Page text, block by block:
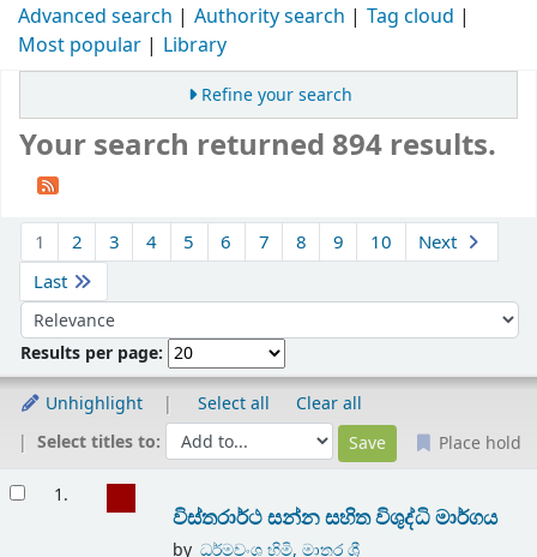
Advanced search Authority search
Tag cloud
Most popular
Library
Refine your search
Your search returned 894 results.
1 2 3 4 5 6 7 8 9 10
Next
Last
Sort by:
Results per page:
Unhighlight Select all
Clear all
Select titles to:
Place hold
1.
විස්තරාර්ථ සන්න සහිත විශුද්ධි මාර්ගය
by ධර්මවංශ හිමි, මාතර ශ්‍රී